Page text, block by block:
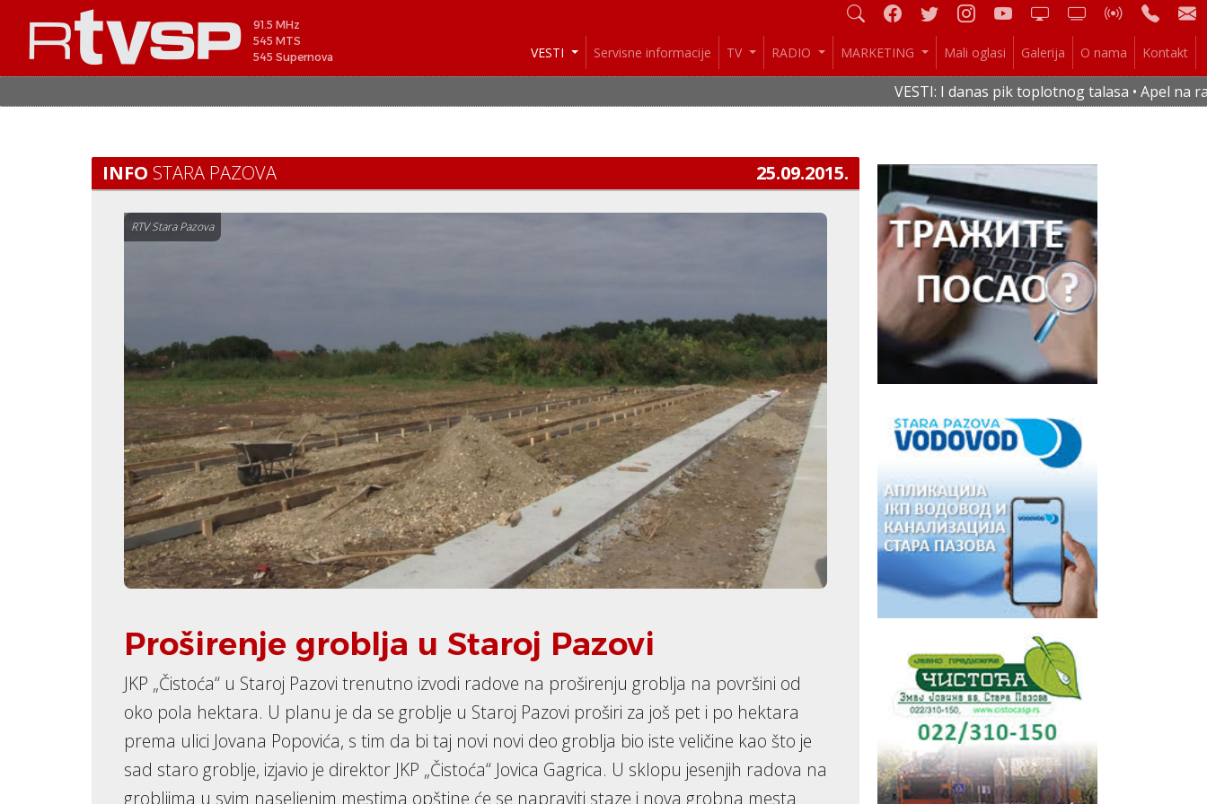
91.5 MHz
545 MTS
545 Supernova
VESTI Servisne informacije TV RADIO MARKETING Mali oglasi Galerija O nama Kontakt
VESTI: I danas pik toplotnog talasa • Apel na
INFO STARA PAZOVA 25.09.2015.
RTV Stara Pazova
Proširenje groblja u Staroj Pazovi
JKP „Čistoća“ u Staroj Pazovi trenutno izvodi radove na proširenju groblja na površini od
oko pola hektara. U planu je da se groblje u Staroj Pazovi proširi za još pet i po hektara
prema ulici Jovana Popovića, s tim da bi taj novi novi deo groblja bio iste veličine kao što je
sad staro groblje, izjavio je direktor JKP „Čistoća“ Jovica Gagrica. U sklopu jesenjih radova na
grobljima u svim naseljenim mestima opštine će se napraviti staze i nova grobna mesta